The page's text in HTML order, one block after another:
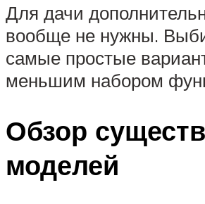
Для дачи
вообще не нужны.
самые простые
меньшим набором
Обзор
моделей